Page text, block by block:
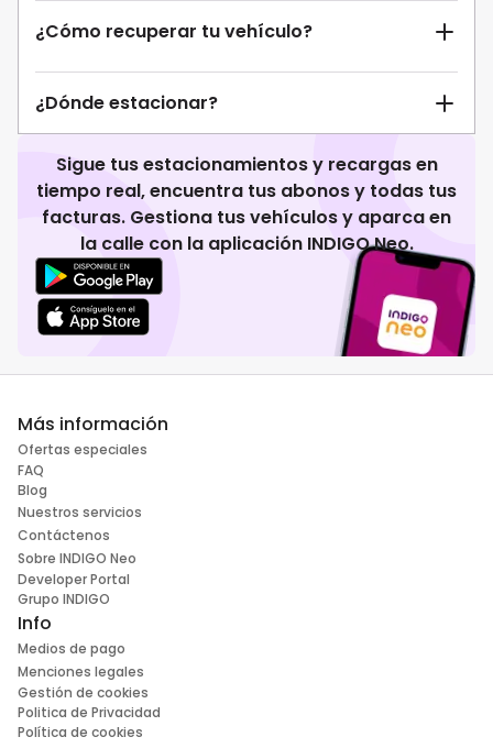
¿Cómo recuperar tu vehículo?
¿Dónde estacionar?
Sigue tus estacionamientos y recargas en
tiempo real, encuentra tus abonos y todas tus
facturas. Gestiona tus vehículos y aparca en
la calle con la aplicación INDIGO Neo.
Más información
Ofertas especiales
FAQ
Blog
Nuestros servicios
Contáctenos
Sobre INDIGO Neo
Developer Portal
Grupo INDIGO
Info
Medios de pago
Menciones legales
Gestión de cookies
Politica de Privacidad
Política de cookies